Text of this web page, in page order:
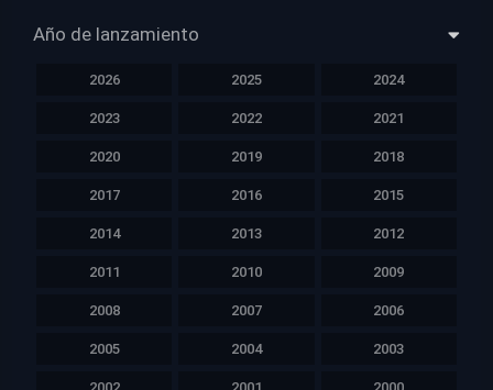
Año de lanzamiento
2026 2025 2024
2023 2022 2021
2020 2019 2018
2017 2016 2015
2014 2013 2012
2011 2010 2009
2008 2007 2006
2005 2004 2003